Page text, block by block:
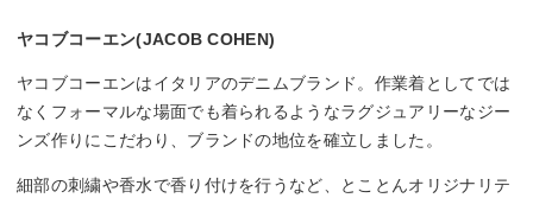
ヤコブコーエン(JACOB COHEN)
ヤコブコーエンはイタリアのデニムブランド。作業着としてでは
なくフォーマルな場面でも着られるようなラグジュアリーなジー
ンズ作りにこだわり、ブランドの地位を確立しました。
細部の刺繍や香水で香り付けを行うなど、とことんオリジナリテ